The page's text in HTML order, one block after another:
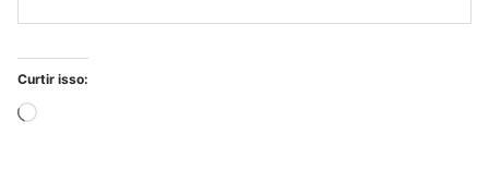
Curtir isso:
Carregando...